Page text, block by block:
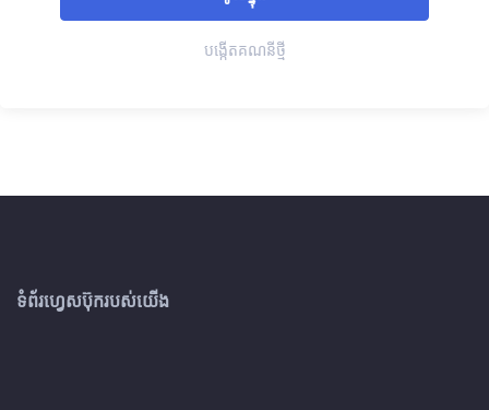
បង្កើតគណនីថ្មី
ទំព័រហ្វេសប៊ុករបស់យើង